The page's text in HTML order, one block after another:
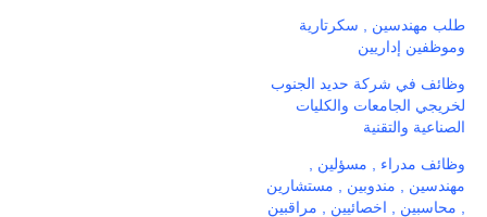
طلب مهندسين , سكرتارية
وموظفين إداريين
وظائف في شركة حديد الجنوب
لخريجي الجامعات والكليات
الصناعية والتقنية
وظائف مدراء , مسؤلين ,
مهندسين , مندوبين , مستشارين
, محاسبين , اخصائيين , مراقبين